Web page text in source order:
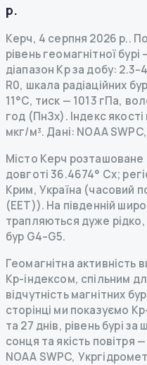
р.
Керч, 4 серпня 2026 р..
рівень геомагнітної бурі
діапазон Kp за добу:
R0, шкала радіаційних бур
11°C, тиск — 1013 гПа,
год (ПнЗх). Індекс
мкг/м³. Дані: NOAA
Місто Керч розташоване
довготі 36.4674° Сх;
Крим, Україна (часовий
(EET)). На південній
трапляються дуже
бур G4–G5.
Геомагнітна активність
Kp-індексом, спільним
відчутність магнітних
сторінці ми показуємо
та 27 днів, рівень бурі
сонця та якість повітря
NOAA SWPC,